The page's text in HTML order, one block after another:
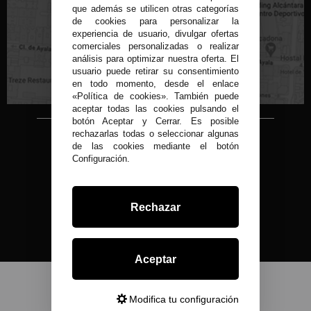
C/ Conde de Peñalver, 22 MADRID
Copyright © 2015-2026
Condor 1935.
Todos nuestros precios son IVA Incluido
Desarrollado por
que además se utilicen otras categorías
de cookies para personalizar la
experiencia de usuario, divulgar ofertas
comerciales personalizadas o realizar
análisis para optimizar nuestra oferta. El
usuario puede retirar su consentimiento
en todo momento, desde el enlace
«Política de cookies». También puede
aceptar todas las cookies pulsando el
botón Aceptar y Cerrar. Es posible
rechazarlas todas o seleccionar algunas
de las cookies mediante el botón
Configuración.
Rechazar
Aceptar
Modifica tu configuración